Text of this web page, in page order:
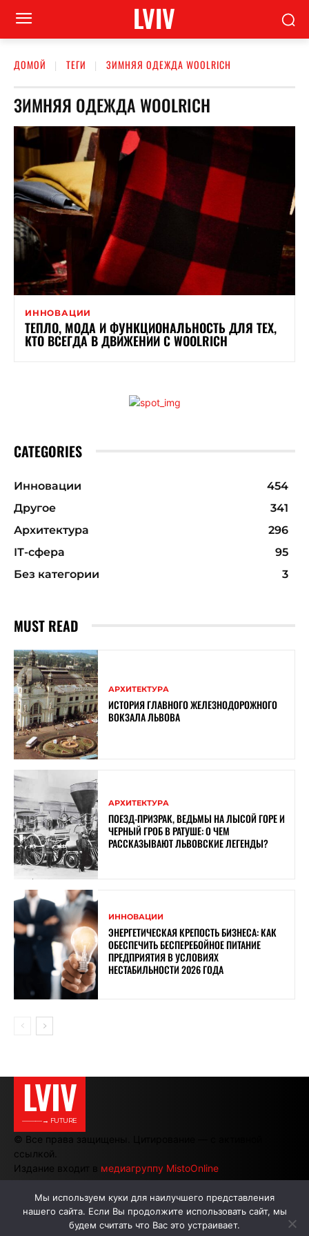
LVIV
ДОМОЙ ТЕГИ ЗИМНЯЯ ОДЕЖДА WOOLRICH
ЗИМНЯЯ ОДЕЖДА WOOLRICH
ИННОВАЦИИ
ТЕПЛО, МОДА И ФУНКЦИОНАЛЬНОСТЬ ДЛЯ ТЕХ,
КТО ВСЕГДА В ДВИЖЕНИИ С WOOLRICH
CATEGORIES
Инновации
454
Другое
341
Архитектура
296
ІТ-сфера
95
Без категории
3
MUST READ
АРХИТЕКТУРА
ИСТОРИЯ ГЛАВНОГО ЖЕЛЕЗНОДОРОЖНОГО
ВОКЗАЛА ЛЬВОВА
АРХИТЕКТУРА
ПОЕЗД-ПРИЗРАК, ВЕДЬМЫ НА ЛЫСОЙ ГОРЕ И
ЧЕРНЫЙ ГРОБ В РАТУШЕ: О ЧЕМ
РАССКАЗЫВАЮТ ЛЬВОВСКИЕ ЛЕГЕНДЫ?
ИННОВАЦИИ
ЭНЕРГЕТИЧЕСКАЯ КРЕПОСТЬ БИЗНЕСА: КАК
ОБЕСПЕЧИТЬ БЕСПЕРЕБОЙНОЕ ПИТАНИЕ
ПРЕДПРИЯТИЯ В УСЛОВИЯХ
НЕСТАБИЛЬНОСТИ 2026 ГОДА
LVIV
———→ FUTURE
© Все права защищены. Цитирование — с активной
ссылкой.
Издание входит в медиагруппу MistoOnline
АВТОРЫ РЕКЛАМА НА САЙТЕ
Мы используем куки для наилучшего представления
нашего сайта. Если Вы продолжите использовать сайт, мы
будем считать что Вас это устраивает.